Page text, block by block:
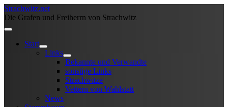
Strachwitz.net
Die Grafen und Freiherrn von Strachwitz
Start
Links
Bekannte und Verwandte
sonstige Links
Strachwitze
Vettern von Wahlstatt
News